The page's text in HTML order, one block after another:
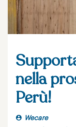
nella
Perù!
Wecare